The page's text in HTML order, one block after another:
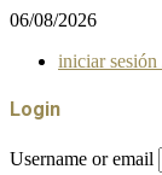
06/08/2026
iniciar sesión
Login
Username or email